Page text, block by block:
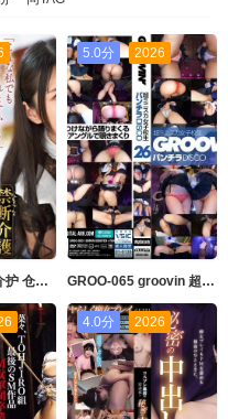
GVH-737 禁忌介护 仓木しおり グローリークエスト
5.0分 2026
GROO-065 groovin 超级迷你裙女学生内裤闪光 DISCO26 デジタルアーク
4.0分 2026